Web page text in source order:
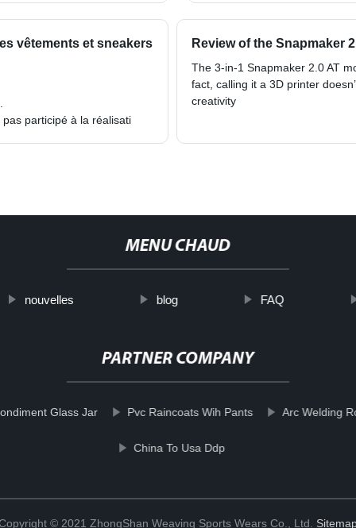
vêtements et sneakers
participé à la réalisati
Review of the Snapmaker
The 3-in-1 Snapmaker 2.0 AT
fact, calling it a 3D printer
creativity
MENU CHAUD
nouvelles blog FAQ
PARTNER COMPANY
Glass Jar Pvc Raincoats Wih Pants Arc Welding
China To Usa Ddp
© 2021 ZhongShan Weaving Sports Wears Co., Ltd.